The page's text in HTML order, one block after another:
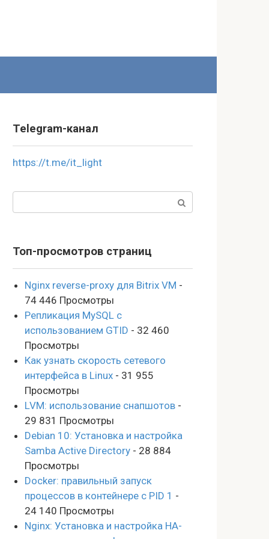
Telegram-канал
https://t.me/it_light
Топ-просмотров страниц
Nginx reverse-proxy для Bitrix VM -
74 446 Просмотры
Репликация MySQL с
использованием GTID - 32 460
Просмотры
Как узнать скорость сетевого
интерфейса в Linux - 31 955
Просмотры
LVM: использование снапшотов -
29 831 Просмотры
Debian 10: Установка и настройка
Samba Active Directory - 28 884
Просмотры
Docker: правильный запуск
процессов в контейнере с PID 1 -
24 140 Просмотры
Nginx: Установка и настройка HA-